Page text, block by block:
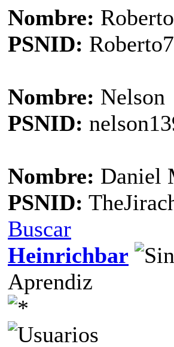
Nombre:
PSNID:
Nombre: Nelson
PSNID:
Nombre: Daniel
PSNID:
Buscar
Heinrichbar
Aprendiz